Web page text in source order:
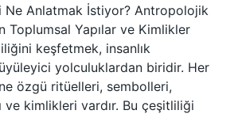
Ne Anlatmak İstiyor? Antropolojik
Toplumsal Yapılar ve Kimlikler
keşfetmek, insanlık
yolculuklardan biridir. Her
özgü ritüelleri, sembolleri,
ve kimlikleri vardır. Bu çeşitliliği